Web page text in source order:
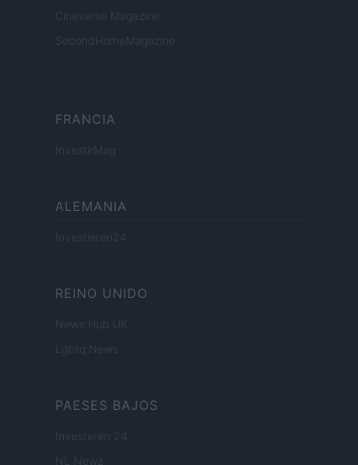
Cineverse Magazine
SecondHomeMagazine
FRANCIA
InvestirMag
ALEMANIA
Investieren24
REINO UNIDO
News Hub UK
Lgbtq News
PAESES BAJOS
Investeren 24
NL Newz